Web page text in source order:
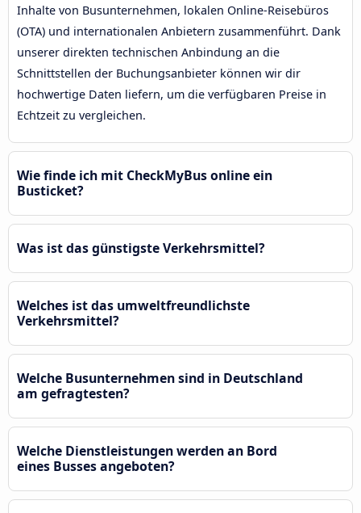
Inhalte von Busunternehmen, lokalen Online-Reisebüros
(OTA) und internationalen Anbietern zusammenführt. Dank
unserer direkten technischen Anbindung an die
Schnittstellen der Buchungsanbieter können wir dir
hochwertige Daten liefern, um die verfügbaren Preise in
Echtzeit zu vergleichen.
Wie finde ich mit CheckMyBus online ein
Busticket?
Was ist das günstigste Verkehrsmittel?
Welches ist das umweltfreundlichste
Verkehrsmittel?
Welche Busunternehmen sind in Deutschland
am gefragtesten?
Welche Dienstleistungen werden an Bord
eines Busses angeboten?